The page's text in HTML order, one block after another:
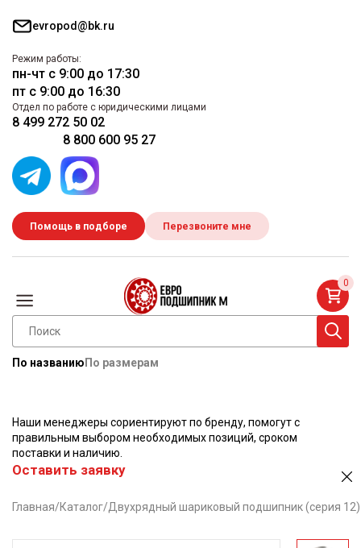
evropod@bk.ru
Режим работы:
пн-чт с 9:00 до 17:30
пт с 9:00 до 16:30
Отдел по работе с юридическими лицами
8 499 272 50 02
8 800 600 95 27
Помощь в подборе Перезвоните мне
По названию По размерам
0
Наши менеджеры сориентируют по бренду, помогут с
правильным выбором необходимых позиций, сроком
поставки и наличию.
Оставить заявку
Главная/Каталог/Двухрядный шариковый подшипник (серия 12)